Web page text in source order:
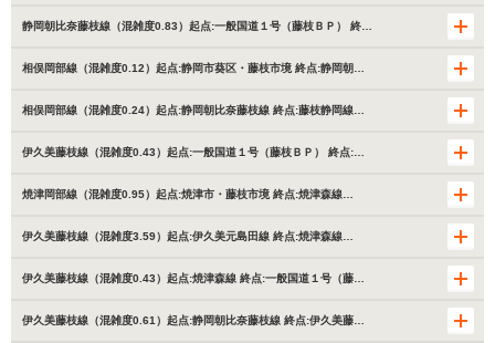
静岡朝比奈藤枝線（混雑度0.83）起点:一般国道１号（藤枝ＢＰ） 終…
相俣岡部線（混雑度0.12）起点:静岡市葵区・藤枝市境 終点:静岡朝…
相俣岡部線（混雑度0.24）起点:静岡朝比奈藤枝線 終点:藤枝静岡線…
伊久美藤枝線（混雑度0.43）起点:一般国道１号（藤枝ＢＰ） 終点:…
焼津岡部線（混雑度0.95）起点:焼津市・藤枝市境 終点:焼津森線…
伊久美藤枝線（混雑度3.59）起点:伊久美元島田線 終点:焼津森線…
伊久美藤枝線（混雑度0.43）起点:焼津森線 終点:一般国道１号（藤…
伊久美藤枝線（混雑度0.61）起点:静岡朝比奈藤枝線 終点:伊久美藤…